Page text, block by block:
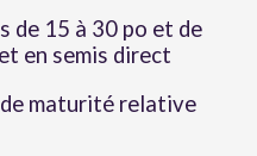
de 15 à 30 po et de
en semis direct
maturité relative